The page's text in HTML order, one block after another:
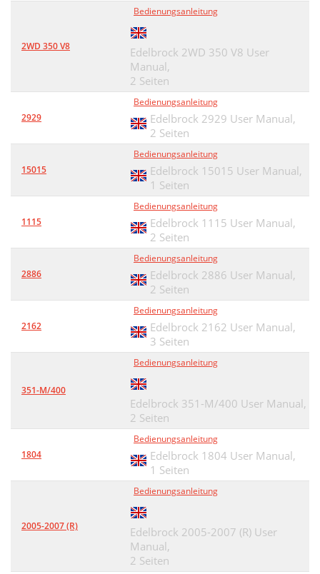
2WD 350 V8
Bedienungsanleitung
Edelbrock 2WD 350 V8 User
Manual,
2 Seiten
2929
Bedienungsanleitung
Edelbrock 2929 User Manual,
2 Seiten
15015
Bedienungsanleitung
Edelbrock 15015 User Manual,
1 Seiten
1115
Bedienungsanleitung
Edelbrock 1115 User Manual,
2 Seiten
2886
Bedienungsanleitung
Edelbrock 2886 User Manual,
2 Seiten
2162
Bedienungsanleitung
Edelbrock 2162 User Manual,
3 Seiten
351-M/400
Bedienungsanleitung
Edelbrock 351-M/400 User Manual,
2 Seiten
1804
Bedienungsanleitung
Edelbrock 1804 User Manual,
1 Seiten
2005-2007 (R)
Bedienungsanleitung
Edelbrock 2005-2007 (R) User
Manual,
2 Seiten